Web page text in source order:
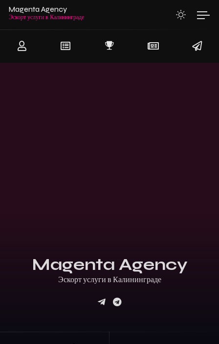
Magenta Agency
Эскорт услуги в Калининграде
Magenta Agency
Эскорт услуги в Калининграде